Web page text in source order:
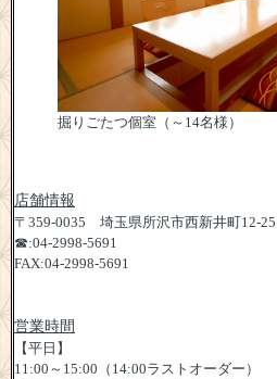
掘りごたつ個室（～14名様）
店舗情報
〒359-0035 埼玉県所沢市西新井町12-25
☎:04-2998-5691
FAX:04-2998-5691
営業時間
【平日】
11:00～15:00（14:00ラストオーダー）